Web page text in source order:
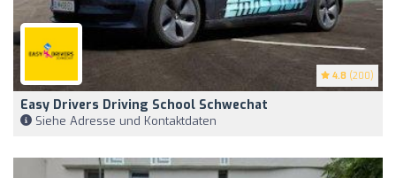
4.8 (200)
Easy Drivers Driving School Schwechat
Siehe Adresse und Kontaktdaten